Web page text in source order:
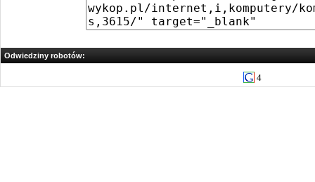
Odwiedziny robotów:
4